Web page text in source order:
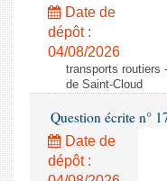
Budget et sécurité
Questions écrites et
Comptes rendus des
Date de
dépôt :
04/08/2026
transports routiers
de Saint-Cloud
Question écrite n°
Date de
dépôt :